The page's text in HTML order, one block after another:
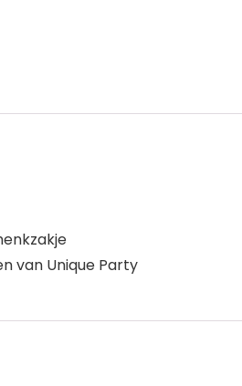
van Unique Party